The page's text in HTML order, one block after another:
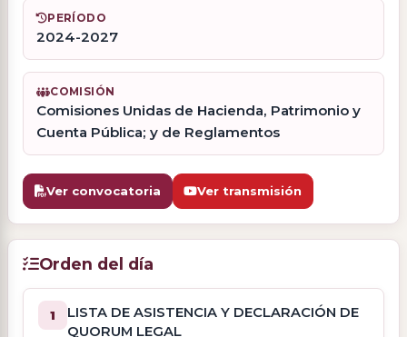
PERÍODO
2024-2027
COMISIÓN
Comisiones Unidas de Hacienda, Patrimonio y
Cuenta Pública; y de Reglamentos
Ver convocatoria Ver transmisión
Orden del día
1
LISTA DE ASISTENCIA Y DECLARACIÓN DE
QUORUM LEGAL